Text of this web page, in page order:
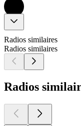
Radios similaires
Radios similaires
Radios